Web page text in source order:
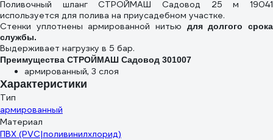
Поливочный шланг СТРОЙМАШ Садовод 25 м 19041
используется для полива на приусадебном участке.
Стенки уплотнены армированной нитью для долгого срока
службы.
Выдерживает нагрузку в 5 бар.
Преимущества СТРОЙМАШ Садовод 301007
армированный, 3 слоя
Характеристики
Тип
армированный
Материал
ПВХ (PVC|поливинилхлорид)